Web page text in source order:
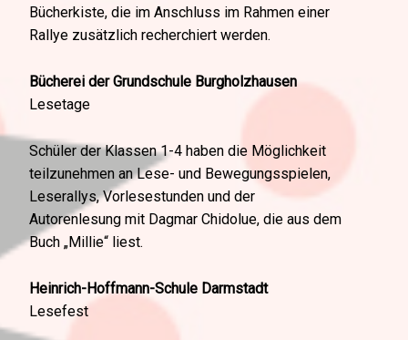
Bücherkiste, die im Anschluss im Rahmen einer
Rallye zusätzlich recherchiert werden.
Bücherei der Grundschule Burgholzhausen
Lesetage
Schüler der Klassen 1-4 haben die Möglichkeit
teilzunehmen an Lese- und Bewegungsspielen,
Leserallys, Vorlesestunden und der
Autorenlesung mit Dagmar Chidolue, die aus dem
Buch „Millie“ liest.
Heinrich-Hoffmann-Schule Darmstadt
Lesefest